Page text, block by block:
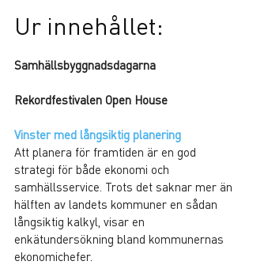
Ur innehållet:
Samhällsbyggnadsdagarna
Rekordfestivalen Open House
Vinster med långsiktig planering
Att planera för framtiden är en god
strategi för både ekonomi och
samhällsservice. Trots det saknar mer än
hälften av landets kommuner en sådan
långsiktig kalkyl, visar en
enkätundersökning bland kommunernas
ekonomichefer.